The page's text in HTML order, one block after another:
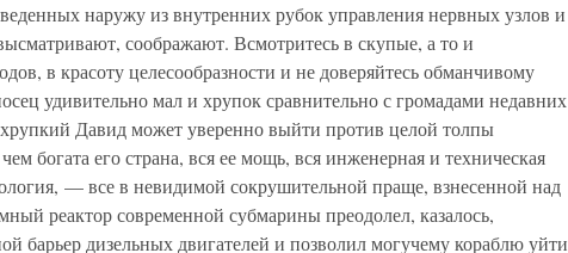
наружу из внутренних рубок управления нервных узлов и
соображают. Всмотритесь в скупые, а то и
в красоту целесообразности и не доверяйтесь обманчивому
удивительно мал и хрупок сравнительно с громадами недавних
Давид может уверенно выйти против целой толпы
богата его страна, вся ее мощь, вся инженерная и техническая
— все в невидимой сокрушительной праще, взнесенной над
реактор современной субмарины преодолел, казалось,
барьер дизельных двигателей и позволил могучему кораблю уйти